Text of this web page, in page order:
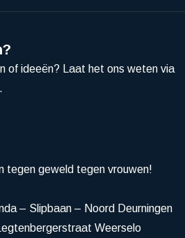
of ideeën? Laat het ons weten via
tegen geweld tegen vrouwen!
– Slipbaan – Noord Deurningen
Weerselo